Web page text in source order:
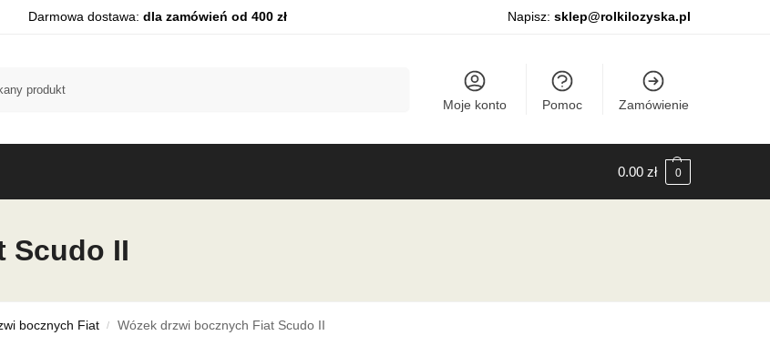
Darmowa dostawa: dla zamówień od 400 zł Napisz: sklep@rolkilozyska.pl
Moje konto Pomoc Zamówienie
0.00 zł 0
Scudo II
bocznych Fiat / Wózek drzwi bocznych Fiat Scudo II